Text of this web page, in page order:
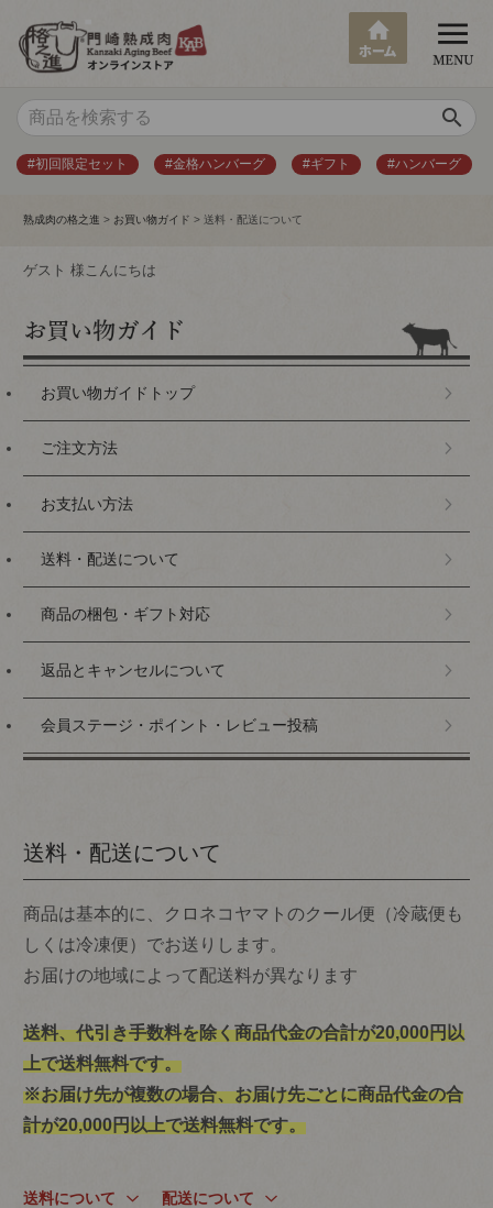
search
#初回限定セット #金格ハンバーグ #ギフト #ハンバーグ
熟成肉の格之進 お買い物ガイド 送料・配送について
ゲスト 様こんにちは
お買い物ガイドトップ
ご注文方法
お支払い方法
送料・配送について
商品の梱包・ギフト対応
返品とキャンセルについて
会員ステージ・ポイント・レビュー投稿
送料・配送について
商品は基本的に、クロネコヤマトのクール便（冷蔵便も
しくは冷凍便）でお送りします。
お届けの地域によって配送料が異なります
送料、代引き手数料を除く商品代金の合計が20,000円以
上で送料無料です。
※お届け先が複数の場合、お届け先ごとに商品代金の合
計が20,000円以上で送料無料です。
送料について 配送について